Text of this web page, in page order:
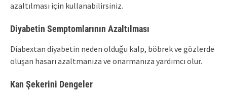
azaltılması için kullanabilirsiniz.
Diyabetin Semptomlarının Azaltılması
Diabextan diyabetin neden olduğu kalp, böbrek ve gözlerde
oluşan hasarı azaltmanıza ve onarmanıza yardımcı olur.
Kan Şekerini Dengeler